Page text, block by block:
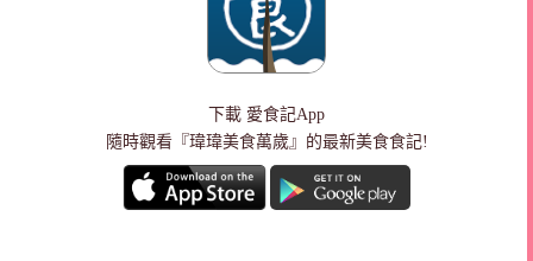
下載 愛食記App
隨時觀看『瑋瑋美食萬歲』的最新美食食記!